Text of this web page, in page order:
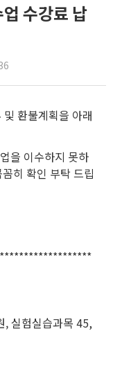
수강료 납
환불계획을 아래
을 이수하지 못하
히 확인 부탁 드립
, 실험실습과목 45,